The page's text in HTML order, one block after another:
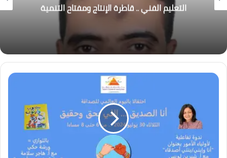
لاستهداف الإنزيمات في إدارة الأمراض